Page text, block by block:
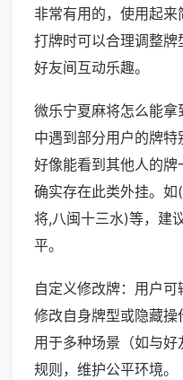
非常有用的，使用起
打牌时可以合理调整
好友间互动乐趣。
微乐宁夏麻将怎么能
中遇到部分用户的牌
好像能看到其他人的牌
确实存在此类外挂。
将,八闽十三水)等，建
平。
自定义修改牌：用户可
修改自身牌型或隐藏操
用于多种场景（如与
规则，维护公平环境。